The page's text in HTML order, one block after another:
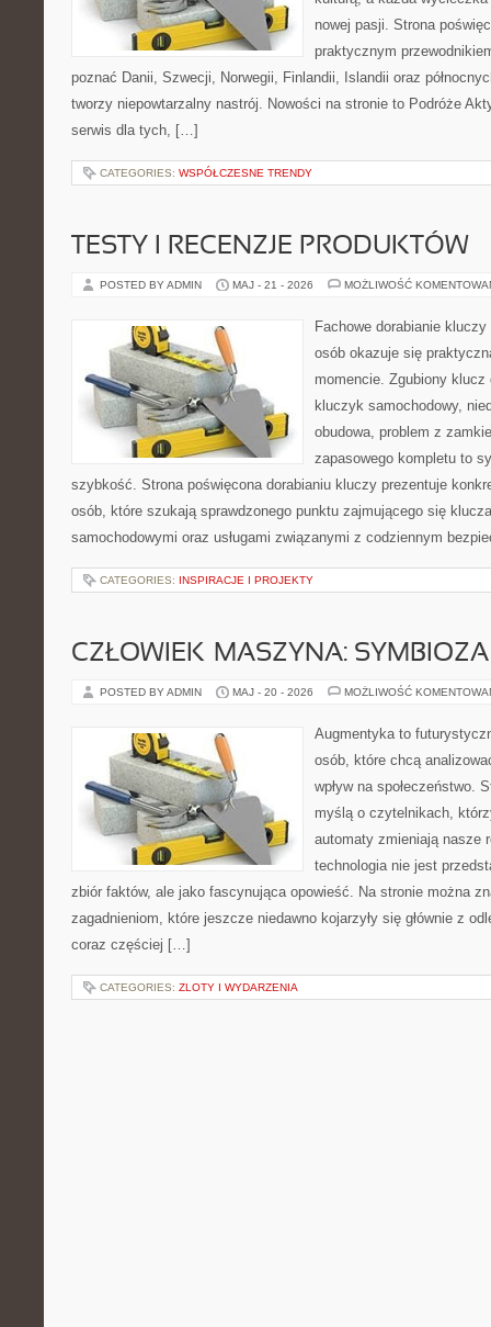
nowej pasji. Strona
praktycznym
poznać Danii, Szwecji, Norwegii, Finlandii, Islandii oraz
tworzy niepowtarzalny nastrój. Nowości na stronie to Podróże
serwis dla tych, […]
CATEGORIES: WSPÓŁCZESNE TRENDY
TESTY I RECENZJE PRODUKTÓW
POSTED BY ADMIN MAJ - 21 - 2026 MOŻLIWOŚĆ
Fachowe dorabianie
osób okazuje się
momencie. Zgubiony
kluczyk samochodowy,
obudowa, problem z
zapasowego kompletu to
szybkość. Strona poświęcona dorabianiu kluczy prezentuje
osób, które szukają sprawdzonego punktu zajmującego się
samochodowymi oraz usługami związanymi z codziennym
CATEGORIES: INSPIRACJE I PROJEKTY
CZŁOWIEK–MASZYNA: SYMBIOZA
POSTED BY ADMIN MAJ - 20 - 2026 MOŻLIWOŚĆ
Augmentyka to
osób, które chcą
wpływ na społeczeństwo.
myślą o czytelnikach,
automaty zmieniają nasze
technologia nie jest
zbiór faktów, ale jako fascynująca opowieść. Na stronie można
zagadnieniom, które jeszcze niedawno kojarzyły się głównie z
coraz częściej […]
CATEGORIES: ZLOTY I WYDARZENIA